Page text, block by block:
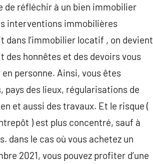
de réfléchir à un bien immobilier
interventions immobilières
l’immobilier locatif , on devient
des honnêtes et des devoirs vous
personne. Ainsi, vous êtes
des lieux, régularisations de
et aussi des travaux. Et le risque (
) est plus concentré, sauf à
le cas où vous achetez un
2021, vous pouvez profiter d’une